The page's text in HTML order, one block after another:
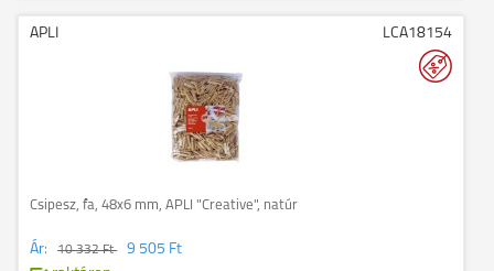
APLI LCA18154
Csipesz, fa, 48x6 mm, APLI "Creative", natúr
Ár: 10 332 Ft
9 505 Ft